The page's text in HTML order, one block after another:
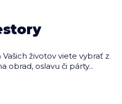
životov viete vybrať z
obrad, oslavu či párty...